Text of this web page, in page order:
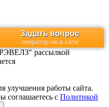
рассылкой
улучшения работы сайта.
соглашаетесь с Политикой
Задать вопрос
оператор не в сети